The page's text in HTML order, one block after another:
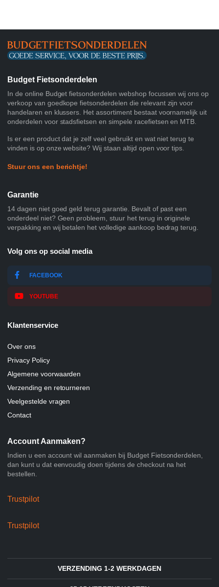
Budget Fietsonderdelen
In de online Budget fietsonderdelen webshop focussen wij ons op
verkoop van goedkope fietsonderdelen die relevant zijn voor
handelaren en klussers. Het assortiment bestaat voornamelijk uit
onderdelen voor stadsfietsen en simpele racefietsen en MTB.
Is er een product dat je zelf veel gebruikt en wat niet terug te
vinden is op onze website? Wij staan altijd open voor tips.
Stuur ons een berichtje!
Garantie
14 dagen niet goed geld terug garantie. Bevalt of past een
onderdeel niet? Geen probleem, stuur het terug in originele
verpakking en wij betalen het volledige aankoop bedrag terug.
Volg ons op social media
FACEBOOK
YOUTUBE
Klantenservice
Over ons
Privacy Policy
Algemene voorwaarden
Verzending en retourneren
Veelgestelde vragen
Contact
Account Aanmaken?
Indien u een account wil aanmaken bij Budget Fietsonderdelen,
dan kunt u dat eenvoudig doen tijdens de checkout na het
bestellen.
Trustpilot
Trustpilot
VERZENDING 1-2 WERKDAGEN